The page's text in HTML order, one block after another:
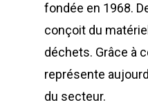
fondée en 1968.
conçoit du
déchets. Grâce à
représente
du secteur.